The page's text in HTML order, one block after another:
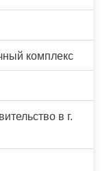
комплекс
в г.